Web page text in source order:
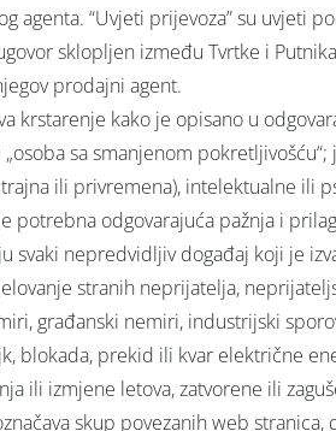
agenta. “Uvjeti prijevoza” su uvjeti
sklopljen između Tvrtke i
prodajni agent.
krstarenje kako je opisano u
„osoba sa smanjenom
ili privremena), intelektualne ili
potrebna odgovarajuća pažnja i
svaki nepredvidljiv događaj koji je
stranih neprijatelja,
građanski nemiri, industrijski
blokada, prekid ili kvar električne
ili izmjene letova, zatvorene ili
skup povezanih web